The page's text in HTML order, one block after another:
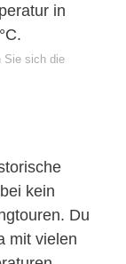
in
Sie sich die
kein
Du
mit vielen